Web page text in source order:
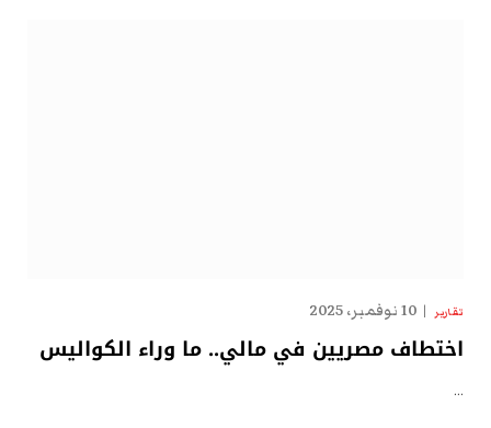
تقارير 10 نوفمبر، 2025
اختطاف مصريين في مالي.. ما وراء الكواليس
…